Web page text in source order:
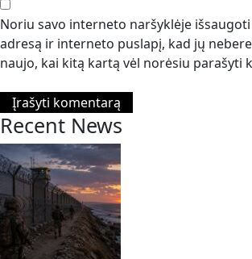
Noriu savo interneto naršyklėje
adresą ir interneto puslapį, kad jų
naujo, kai kitą kartą vėl norėsiu parašyti
Recent News